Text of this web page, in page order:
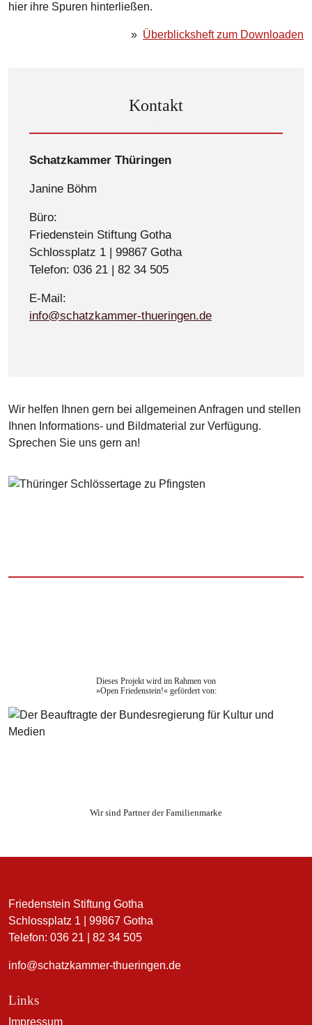
hier ihre Spuren hinterließen.
» Überblicksheft zum Downloaden
Kontakt
Schatzkammer Thüringen
Janine Böhm
Büro:
Friedenstein Stiftung Gotha
Schlossplatz 1 | 99867 Gotha
Telefon: 036 21 | 82 34 505
E-Mail:
info@schatzkammer-thueringen.de
Wir helfen Ihnen gern bei allgemeinen Anfragen und stellen
Ihnen Informations- und Bildmaterial zur Verfügung.
Sprechen Sie uns gern an!
Dieses Projekt wird im Rahmen von
»Open Friedenstein!« gefördert von:
Wir sind Partner der Familienmarke
Friedenstein Stiftung Gotha
Schlossplatz 1 | 99867 Gotha
Telefon: 036 21 | 82 34 505
info@schatzkammer-thueringen.de
Links
Impressum